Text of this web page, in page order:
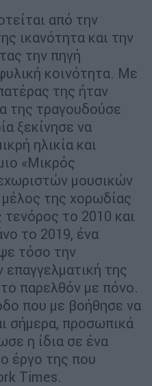
από την
ικανότητα και την
την πηγή
κοινότητα. Με
της ήταν
της τραγουδούσε
ξεκίνησε να
ηλικία και
«Μικρός
μουσικών
της χορωδίας
το 2010 και
το 2019, ένα
τόσο την
της
παρελθόν με πόνο.
που με βοήθησε να
σήμερα, προσωπικά
η ίδια σε ένα
έργο της που
Times.